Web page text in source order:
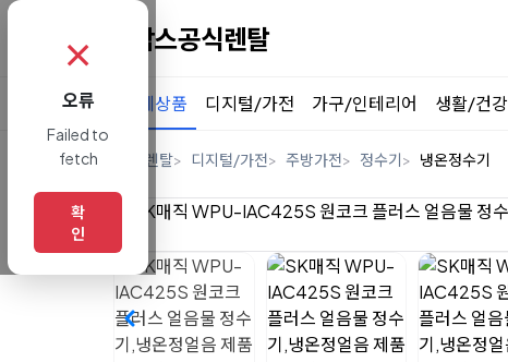
전체상품 디지털/가전 가구/인테리어 생활/건강
렌탈 디지털/가전 주방가전 정수기 냉온정수기
✗
오류
Failed to
fetch
확
인